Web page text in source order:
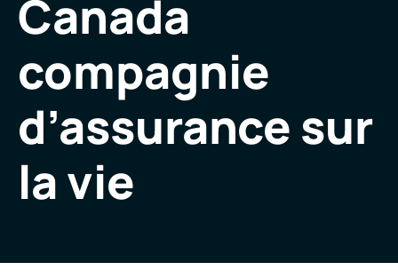
Canada
compagnie
d’assurance sur
la vie